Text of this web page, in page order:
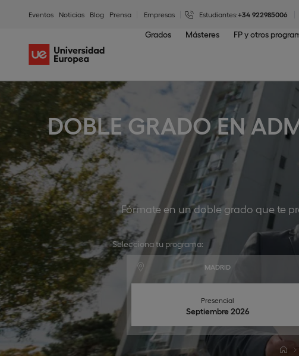
Eventos Noticias Blog Prensa Empresas Estudiantes:+34 922985006
Grados Másteres FP y otros
DOBLE GRADO EN
Fórmate en un doble grado que te
Selecciona tu programa:
MADRID
Presencial
Septiembre 2026